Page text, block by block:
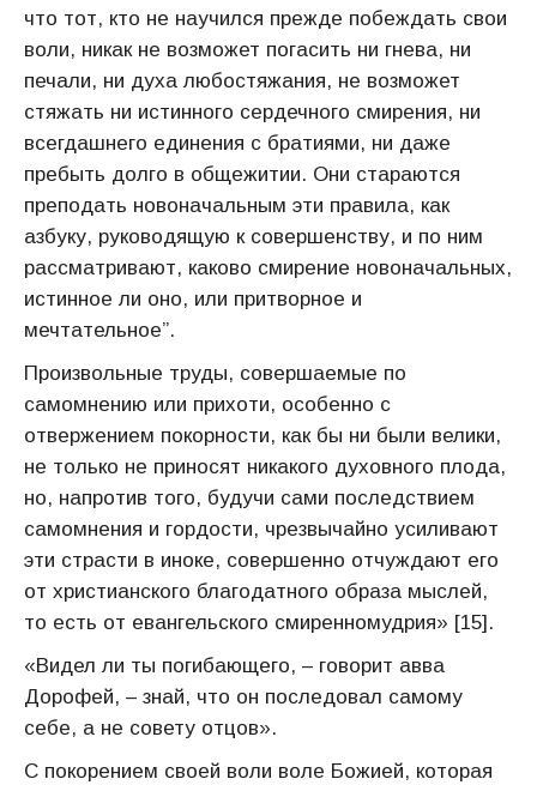
что тот, кто не научился прежде побеждать свои
воли, никак не возможет погасить ни гнева, ни
печали, ни духа любостяжания, не возможет
стяжать ни истинного сердечного смирения, ни
всегдашнего единения с братиями, ни даже
пребыть долго в общежитии. Они стараются
преподать новоначальным эти правила, как
азбуку, руководящую к совершенству, и по ним
рассматривают, каково смирение новоначальных,
истинное ли оно, или притворное и
мечтательное”.
Произвольные труды, совершаемые по
самомнению или прихоти, особенно с
отвержением покорности, как бы ни были велики,
не только не приносят никакого духовного плода,
но, напротив того, будучи сами последствием
самомнения и гордости, чрезвычайно усиливают
эти страсти в иноке, совершенно отчуждают его
от христианского благодатного образа мыслей,
то есть от евангельского смиренномудрия» [15].
«Видел ли ты погибающего, – говорит авва
Дорофей, – знай, что он последовал самому
себе, а не совету отцов».
С покорением своей воли воле Божией, которая